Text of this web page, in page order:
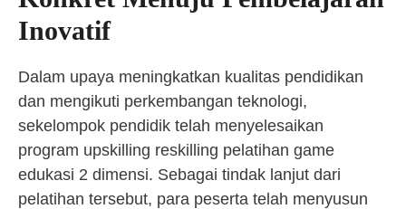
Inovatif
Dalam upaya meningkatkan kualitas pendidikan
dan mengikuti perkembangan teknologi,
sekelompok pendidik telah menyelesaikan
program upskilling reskilling pelatihan game
edukasi 2 dimensi. Sebagai tindak lanjut dari
pelatihan tersebut, para peserta telah menyusun